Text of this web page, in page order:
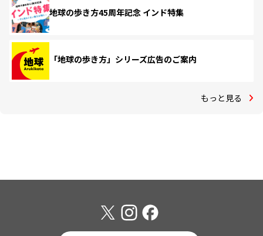
地球の歩き方45周年記念 インド特集
「地球の歩き方」シリーズ広告のご案内
もっと見る